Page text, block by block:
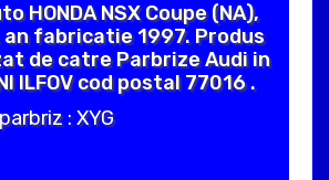
HONDA NSX Coupe (NA),
an fabricatie 1997. Produs
de catre Parbrize Audi in
ILFOV cod postal 77016 .
: XYG